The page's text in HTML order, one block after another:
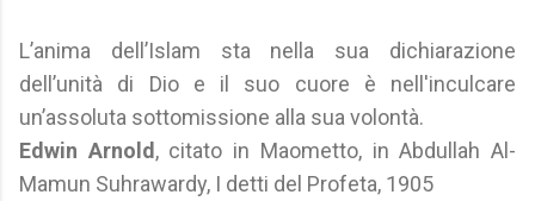
L’anima dell’Islam sta nella sua dichiarazione
dell’unità di Dio e il suo cuore è nell'inculcare
un’assoluta sottomissione alla sua volontà.
Edwin Arnold , citato in Maometto, in Abdullah Al-
Mamun Suhrawardy, I detti del Profeta, 1905